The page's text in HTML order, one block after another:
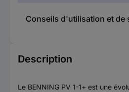
Conseils d'utilisation et de
Description
Le BENNING PV 1-1+ est une